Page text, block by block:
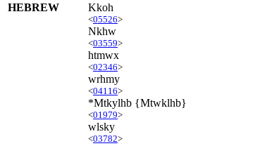
HEBREW
Kkoh
<05526>
Nkhw
<03559>
htmwx
<02346>
wrhmy
<04116>
*Mtkylhb {Mtwklhb}
<01979>
wlsky
<03782>